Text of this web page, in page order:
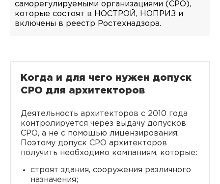
саморегулируемыми организациями (СРО),
которые состоят в НОСТРОЙ, НОПРИЗ и
включены в реестр Ростехнадзора.
Когда и для чего нужен допуск
СРО для архитекторов
Деятельность архитекторов с 2010 года
контролируется через выдачу допусков
СРО, а не с помощью лицензирования.
Поэтому допуск СРО архитекторов
получить необходимо компаниям, которые:
строят здания, сооружения различного
назначения;